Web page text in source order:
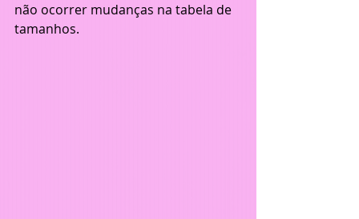
não ocorrer mudanças na tabela de
tamanhos.